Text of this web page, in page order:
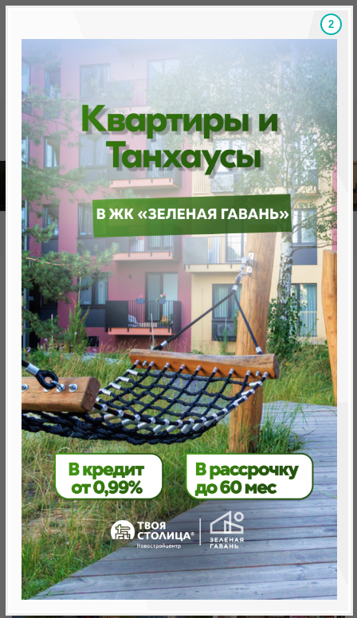
Скидки на новостройки, бонусы Готовые
Главная База новостроек Минска «Минск Мир»
9.10 "Гавана", квартал "Южная Америка"
9.10 "Гавана", квартал "Южная
Америка"
нет в продаже
Минск, Октябрьский, ул. Игоря Лученка
метро «Ковальская Слобода», 566 м
1